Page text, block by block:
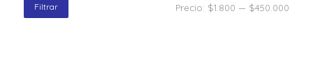
Filtrar Precio: $1.800 — $450.000